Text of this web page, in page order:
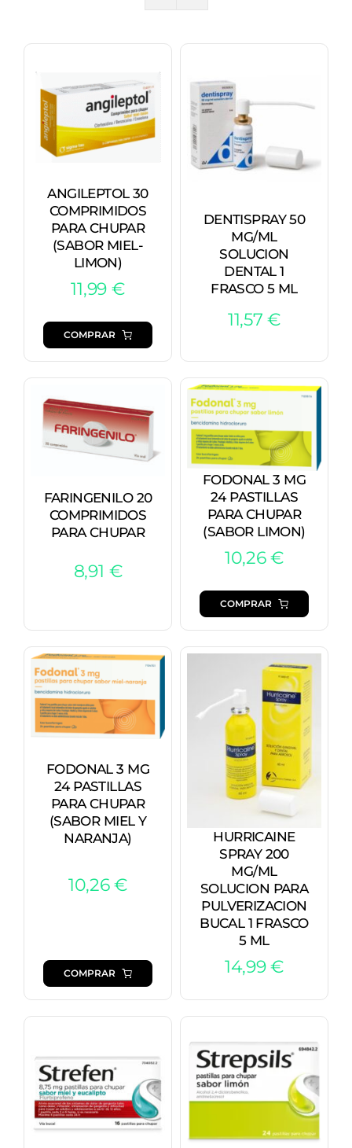
ANGILEPTOL 30
COMPRIMIDOS
PARA CHUPAR
(SABOR MIEL-
LIMON)
11,99 €
COMPRAR
DENTISPRAY 50
MG/ML
SOLUCION
DENTAL 1
FRASCO 5 ML
11,57€
FARINGENILO 20
COMPRIMIDOS
PARA CHUPAR
8,91 €
FODONAL 3 MG
24 PASTILLAS
PARA CHUPAR
(SABOR LIMON)
10,26€
COMPRAR
FODONAL 3 MG
24 PASTILLAS
PARA CHUPAR
(SABOR MIEL Y
NARANJA)
10,26€
COMPRAR
HURRICAINE
SPRAY 200
MG/ML
SOLUCION PARA
PULVERIZACION
BUCAL 1 FRASCO
5 ML
14,99€